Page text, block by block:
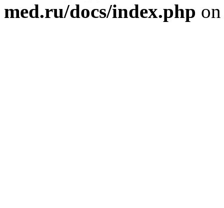
med.ru/docs/index.php